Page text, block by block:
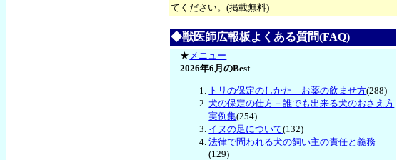
てください。(掲載無料)
◆獣医師広報板よくある質問(FAQ)
★ メニュー
2026年6月のBest
トリの保定のしかた お薬の飲ませ方(288)
犬の保定の仕方－誰でも出来る犬のおさえ方
実例集(254)
イヌの足について(132)
法律で問われる犬の飼い主の責任と義務
(129)